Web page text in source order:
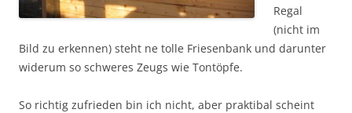
Regal
(nicht im
Bild zu erkennen) steht ne tolle Friesenbank und darunter
widerum so schweres Zeugs wie Tontöpfe.
So richtig zufrieden bin ich nicht, aber praktibal scheint